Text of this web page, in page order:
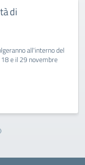
di
all'interno del
e il 29 novembre